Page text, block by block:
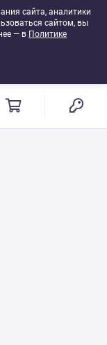
сайта, аналитики
сайтом, вы
— в Политике